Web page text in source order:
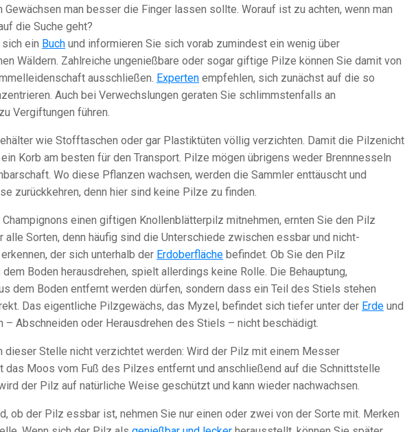
man besser die Finger lassen sollte. Worauf ist zu achten, wenn man
die Suche geht?
ein Buch und informieren Sie sich vorab zumindest ein wenig über
Wäldern. Zahlreiche ungenießbare oder sogar giftige Pilze können Sie damit von
ausschließen. Experten empfehlen, sich zunächst auf die so
Auch bei Verwechslungen geraten Sie schlimmstenfalls an
Vergiftungen führen.
wie Stofftaschen oder gar Plastiktüten völlig verzichten. Damit die Pilzenicht
Korb am besten für den Transport. Pilze mögen übrigens weder Brennnesseln
Wo diese Pflanzen wachsen, werden die Sammler enttäuscht und
zurückkehren, denn hier sind keine Pilze zu finden.
einen giftigen Knollenblätterpilz mitnehmen, ernten Sie den Pilz
Sorten, denn häufig sind die Unterschiede zwischen essbar und nicht-
der sich unterhalb der Erdoberfläche befindet. Ob Sie den Pilz
Boden herausdrehen, spielt allerdings keine Rolle. Die Behauptung,
dem Boden entfernt werden dürfen, sondern dass ein Teil des Stiels stehen
Das eigentliche Pilzgewächs, das Myzel, befindet sich tiefer unter der Erde und
– Abschneiden oder Herausdrehen des Stiels – nicht beschädigt.
dieser Stelle nicht verzichtet werden: Wird der Pilz mit einem Messer
das Moos vom Fuß des Pilzes entfernt und anschließend auf die Schnittstelle
der Pilz auf natürliche Weise geschützt und kann wieder nachwachsen.
ob der Pilz essbar ist, nehmen Sie nur einen oder zwei von der Sorte mit. Merken